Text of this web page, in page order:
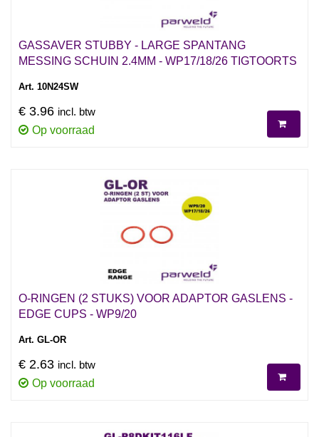
GASSAVER STUBBY - LARGE SPANTANG
MESSING SCHUIN 2.4MM - WP17/18/26 TIGTOORTS
Art. 10N24SW
€ 3.96 incl. btw
Op voorraad
O-RINGEN (2 STUKS) VOOR ADAPTOR GASLENS -
EDGE CUPS - WP9/20
Art. GL-OR
€ 2.63 incl. btw
Op voorraad